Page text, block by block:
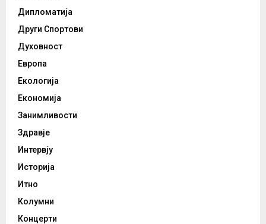
Дипломатија
Други Спортови
Духовност
Европа
Екологија
Економија
Занимливости
Здравје
Интервју
Историја
Итно
Колумни
Концерти